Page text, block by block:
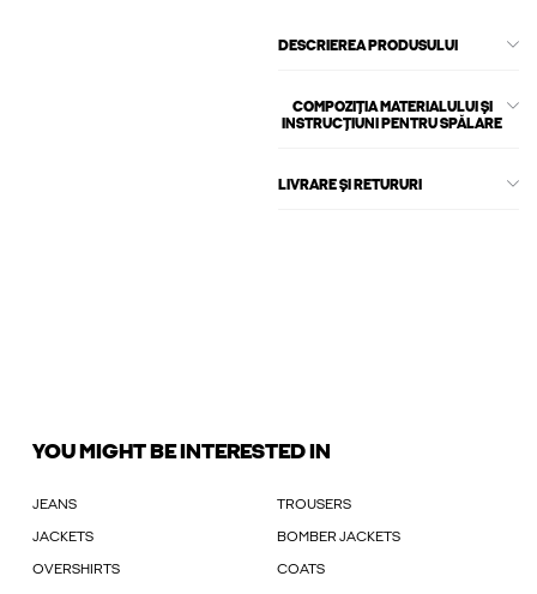
DESCRIEREA PRODUSULUI
COMPOZIȚIA MATERIALULUI ȘI
INSTRUCȚIUNI PENTRU SPĂLARE
LIVRARE ȘI RETURURI
YOU MIGHT BE INTERESTED IN
JEANS TROUSERS
JACKETS BOMBER JACKETS
OVERSHIRTS COATS